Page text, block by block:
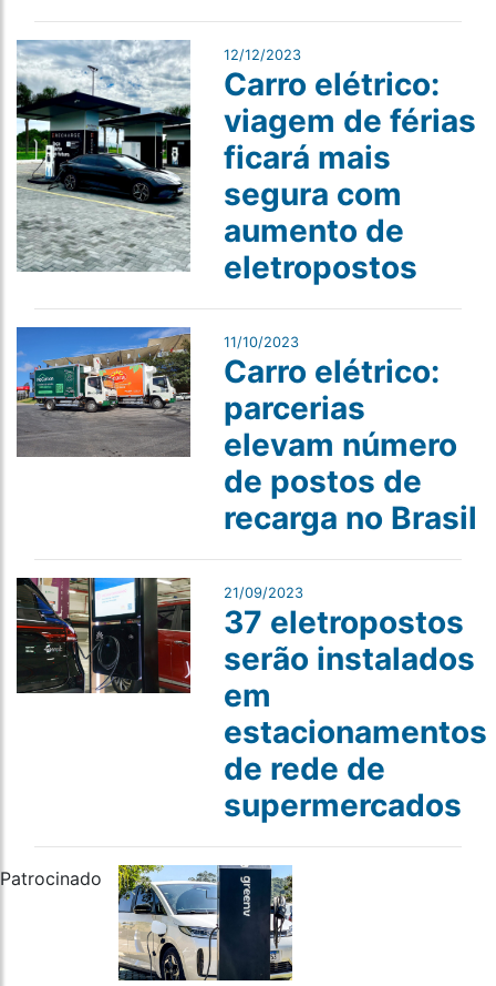
12/12/2023
Carro elétrico:
viagem de férias
ficará mais
segura com
aumento de
eletropostos
11/10/2023
Carro elétrico:
parcerias
elevam número
de postos de
recarga no Brasil
21/09/2023
37 eletropostos
serão instalados
em
estacionamentos
de rede de
supermercados
Patrocinado